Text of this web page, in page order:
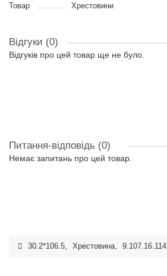
Товар Хрестовини
Відгуки (0)
Відгуків про цей товар ще не було.
Питання-відповідь (0)
Немає запитань про цей товар.
30.2*106.5, Хрестовина, 9.107.16.114